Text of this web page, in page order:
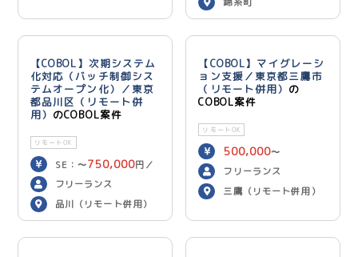
【COBOL】次期システム
化対応（バッチ制御シス
テムオープン化）／東京
都品川区（リモート併
用） のCOBOL案件
リモートOK
SE：〜750,000円／
月 PG：〜700,000
／月
フリーランス
品川（リモート併用）
【COBOL】マイグレーシ
ョン支援／東京都三鷹市
（リモート併用） の
COBOL案件
リモートOK
500,000〜
600,000 円／月
フリーランス
三鷹（リモート併用）